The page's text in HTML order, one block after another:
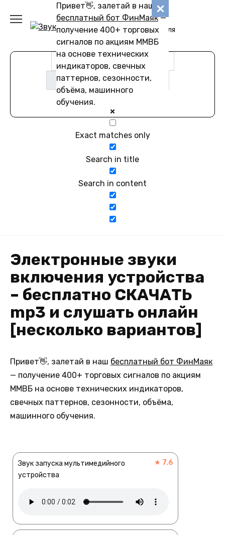
Привет👋, залетай в наш
бесплатный бот ФинМаяк—
получение 400+ торговых
сигналов по акциям ММВБ
на основе технических
индикаторов, свечных
паттернов, сезонности,
объёма, машинного
обучения.
содержанию
Звуковику
Коллекции звуков для
скачивания
Exact matches only
Search in title
Search in content
Электронные звуки
включения устройства
– бесплатно СКАЧАТЬ
mp3 и слушать онлайн
[несколько вариантов]
Привет👋, залетай в наш бесплатный бот ФинМаяк
— получение 400+ торговых сигналов по акциям
ММВБ на основе технических индикаторов,
свечных паттернов, сезонности, объёма,
машинного обучения.
Звук запуска мультимедийного
устройства
★ 7.6